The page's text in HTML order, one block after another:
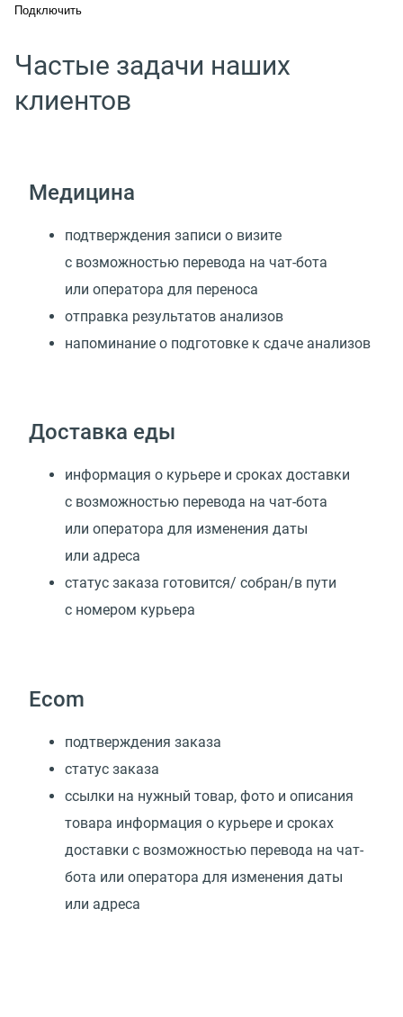
Подключить
Частые задачи наших
клиентов
Медицина
подтверждения записи о визите
с возможностью перевода на чат-бота
или оператора для переноса
отправка результатов анализов
напоминание о подготовке к сдаче анализов
Доставка еды
информация о курьере и сроках доставки
с возможностью перевода на чат-бота
или оператора для изменения даты
или адреса
статус заказа готовится/ собран/в пути
с номером курьера
Ecom
подтверждения заказа
статус заказа
ссылки на нужный товар, фото и описания
товара информация о курьере и сроках
доставки с возможностью перевода на чат-
бота или оператора для изменения даты
или адреса